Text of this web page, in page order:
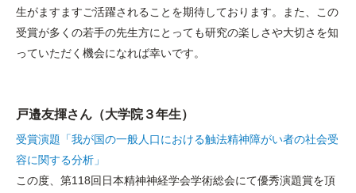
生がますますご活躍されることを期待しております。また、この
受賞が多くの若手の先生方にとっても研究の楽しさや大切さを知
っていただく機会になれば幸いです。
戸邉友揮さん（大学院３年生）
受賞演題「我が国の一般人口における触法精神障がい者の社会受
容に関する分析」
この度、第118回日本精神神経学会学術総会にて優秀演題賞を頂